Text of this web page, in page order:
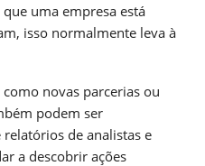
uma empresa está
isso normalmente leva à
novas parcerias ou
podem ser
de analistas e
a descobrir ações